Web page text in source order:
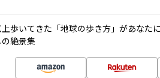
歩いてきた「地球の歩き方」があなた
絶景集